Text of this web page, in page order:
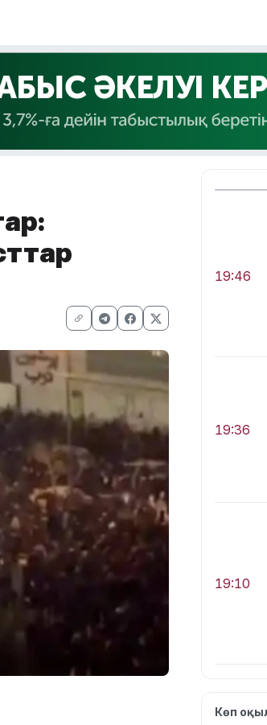
19:46
19:36
19:10
Көп